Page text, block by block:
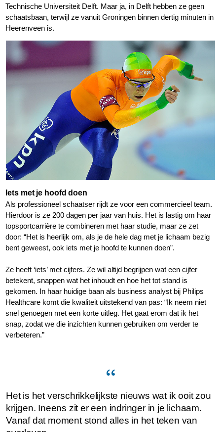
Technische Universiteit Delft. Maar ja, in Delft hebben ze geen
schaatsbaan, terwijl ze vanuit Groningen binnen dertig minuten in
Heerenveen is.
Iets met je hoofd doen
Als professioneel schaatser rijdt ze voor een commercieel team.
Hierdoor is ze 200 dagen per jaar van huis. Het is lastig om haar
topsportcarrière te combineren met haar studie, maar ze zet
door: “Het is heerlijk om, als je de hele dag met je lichaam bezig
bent geweest, ook iets met je hoofd te kunnen doen”.
Ze heeft ‘iets’ met cijfers. Ze wil altijd begrijpen wat een cijfer
betekent, snappen wat het inhoudt en hoe het tot stand is
gekomen. In haar huidige baan als business analyst bij Philips
Healthcare komt die kwaliteit uitstekend van pas: “Ik neem niet
snel genoegen met een korte uitleg. Het gaat erom dat ik het
snap, zodat we die inzichten kunnen gebruiken om verder te
verbeteren.”
Het is het verschrikkelijkste nieuws wat ik ooit zou
krijgen. Ineens zit er een indringer in je lichaam.
Vanaf dat moment stond alles in het teken van